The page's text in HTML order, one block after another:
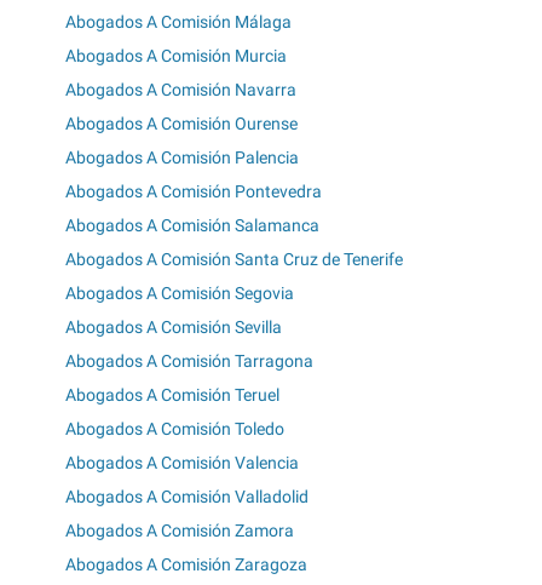
Abogados A Comisión Málaga
Abogados A Comisión Murcia
Abogados A Comisión Navarra
Abogados A Comisión Ourense
Abogados A Comisión Palencia
Abogados A Comisión Pontevedra
Abogados A Comisión Salamanca
Abogados A Comisión Santa Cruz de Tenerife
Abogados A Comisión Segovia
Abogados A Comisión Sevilla
Abogados A Comisión Tarragona
Abogados A Comisión Teruel
Abogados A Comisión Toledo
Abogados A Comisión Valencia
Abogados A Comisión Valladolid
Abogados A Comisión Zamora
Abogados A Comisión Zaragoza